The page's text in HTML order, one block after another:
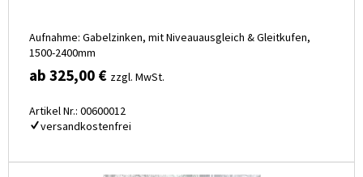
Aufnahme: Gabelzinken, mit Niveauausgleich & Gleitkufen,
1500-2400mm
ab 325,00 € zzgl. MwSt.
Artikel Nr.: 00600012
versandkostenfrei